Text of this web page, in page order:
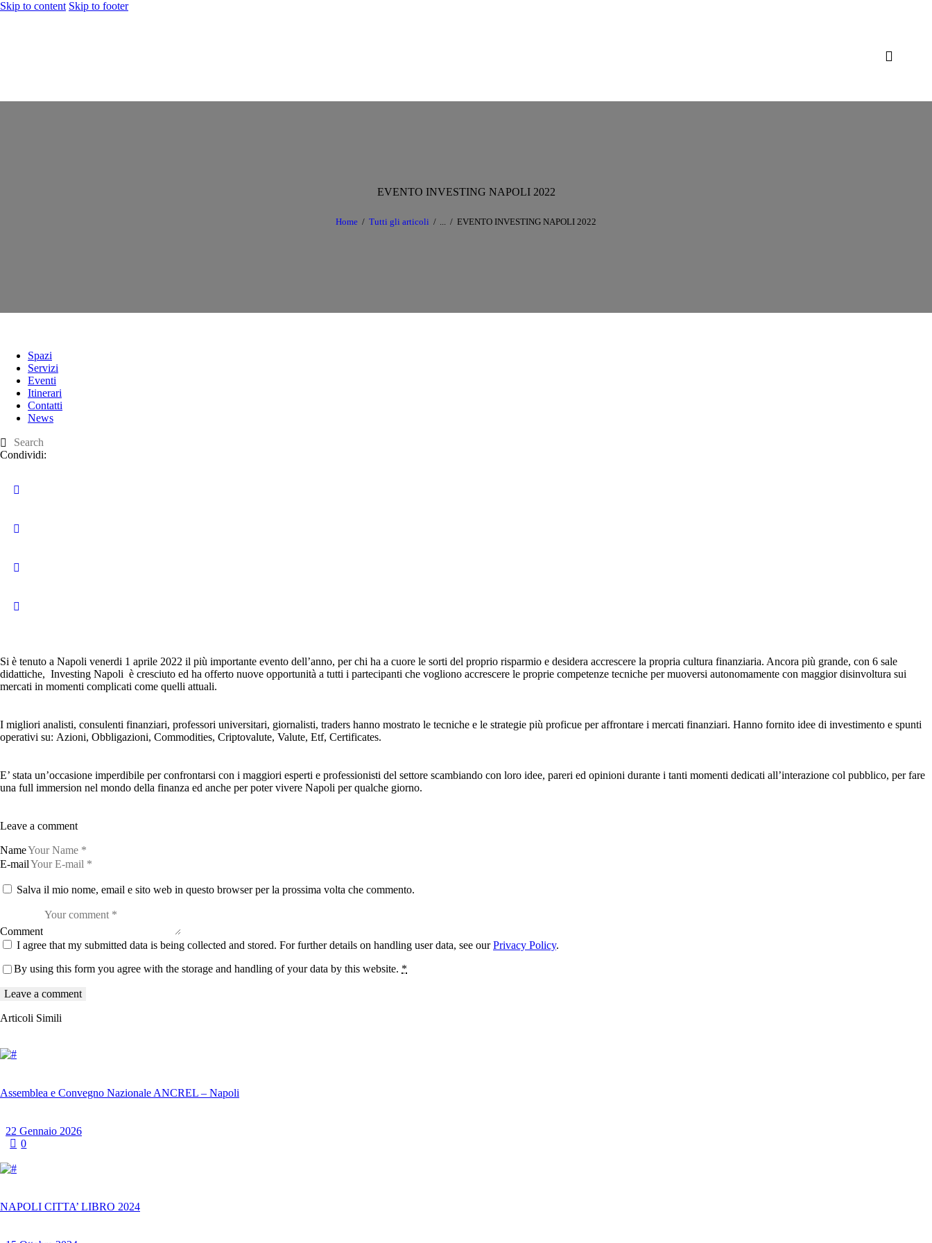
Skip to content Skip to footer
EVENTO INVESTING NAPOLI 2022
Home Tutti gli articoli ... EVENTO INVESTING NAPOLI 2022
Spazi
Servizi
Eventi
Itinerari
Contatti
News
Condividi:
Si è tenuto a Napoli venerdi 1 aprile 2022 il più importante evento dell’anno, per chi ha a cuore le sorti del proprio risparmio e desidera accrescere la propria cultura finanziaria. Ancora più grande, con 6 sale
didattiche, Investing Napoli è cresciuto ed ha offerto nuove opportunità a tutti i partecipanti che vogliono accrescere le proprie competenze tecniche per muoversi autonomamente con maggior disinvoltura sui
mercati in momenti complicati come quelli attuali.
I migliori analisti, consulenti finanziari, professori universitari, giornalisti, traders hanno mostrato le tecniche e le strategie più proficue per affrontare i mercati finanziari. Hanno fornito idee di investimento e spunti
operativi su: Azioni, Obbligazioni, Commodities, Criptovalute, Valute, Etf, Certificates.
E’ stata un’occasione imperdibile per confrontarsi con i maggiori esperti e professionisti del settore scambiando con loro idee, pareri ed opinioni durante i tanti momenti dedicati all’interazione col pubblico, per fare
una full immersion nel mondo della finanza ed anche per poter vivere Napoli per qualche giorno.
Leave a comment
Name
E-mail
Salva il mio nome, email e sito web in questo browser per la prossima volta che commento.
Comment
I agree that my submitted data is being collected and stored. For further details on handling user data, see ourPrivacy Policy.
By using this form you agree with the storage and handling of your data by this website. *
Articoli Simili
Assemblea e Convegno Nazionale ANCREL – Napoli
22 Gennaio 2026
0
NAPOLI CITTA’ LIBRO 2024